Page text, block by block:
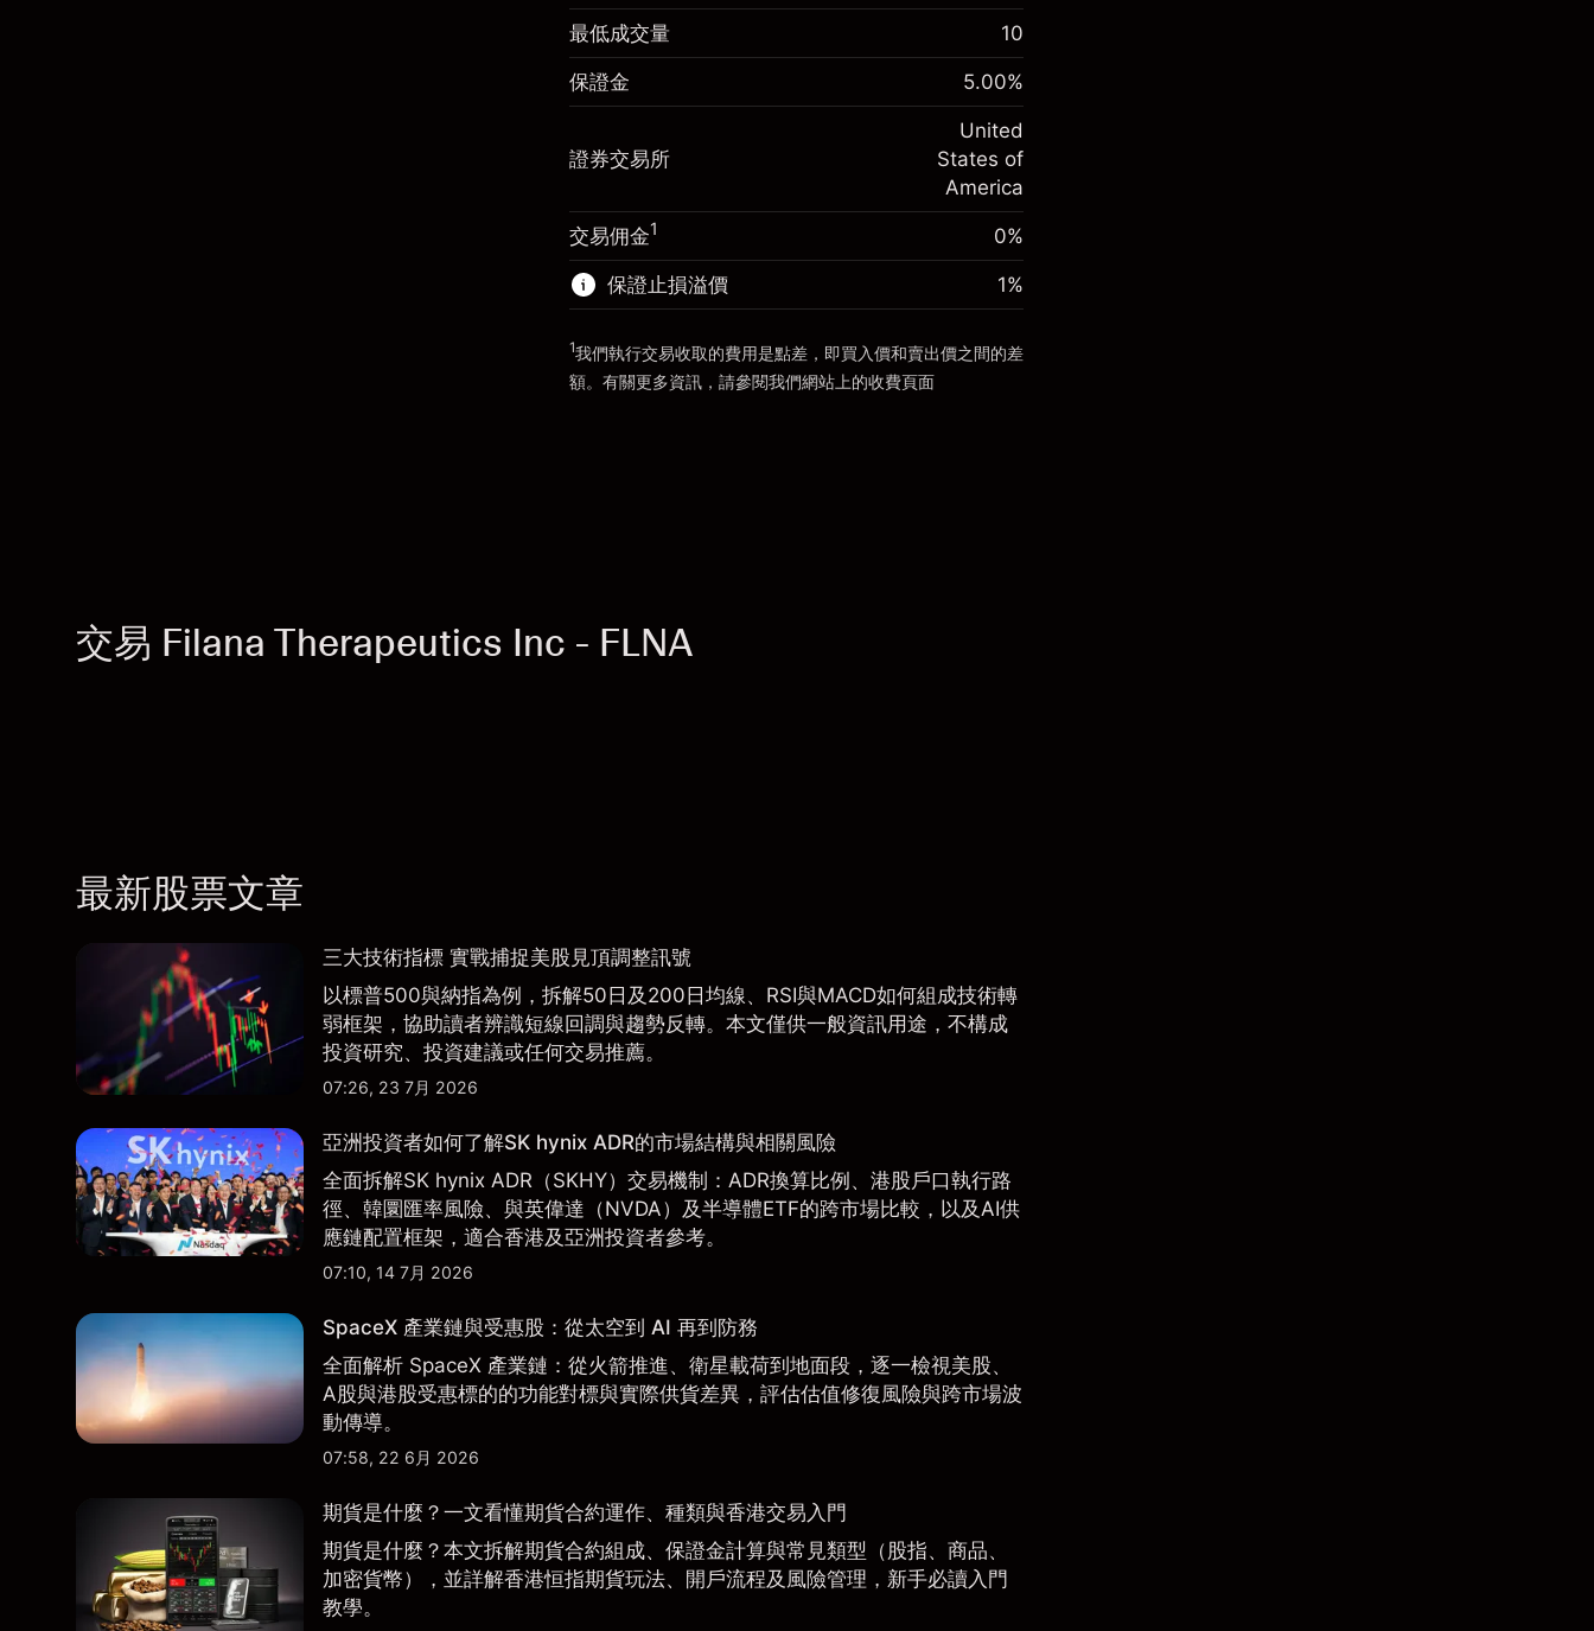
隔夜倉息
來自頭寸全值的費用
-0.02154
(-$4.31)
來自杠杆的資金 - 美元（大約值）
$19,000.00
前往平台
保證金。您的投資 $1,000.00
來自頭寸全值的費用
-0.000682
(-$0.14)
使用杠杆的交易規模（大約值）
$20,000.00
$19,000.00
前往平台
最低成交量 10
保證金 5.00%
證券交易所
United
States of
America
交易佣金1 0%
保證止損溢價
「服務費用」
1%
1我們執行交易收取的費用是點差，即買入價和賣出價之間的差
額。有關更多資訊，請參閱我們網站上的收費頁面
交易 Filana Therapeutics Inc - FLNA
最新股票文章
三大技術指標 實戰捕捉美股見頂調整訊號
以標普500與納指為例，拆解50日及200日均線、RSI與MACD如何組成技術轉
弱框架，協助讀者辨識短線回調與趨勢反轉。本文僅供一般資訊用途，不構成
投資研究、投資建議或任何交易推薦。
07:26, 23 7月 2026
亞洲投資者如何了解SK hynix ADR的市場結構與相關風險
全面拆解SK hynix ADR（SKHY）交易機制：ADR換算比例、港股戶口執行路
徑、韓圜匯率風險、與英偉達（NVDA）及半導體ETF的跨市場比較，以及AI供
應鏈配置框架，適合香港及亞洲投資者參考。
07:10, 14 7月 2026
SpaceX 產業鏈與受惠股：從太空到 AI 再到防務
全面解析 SpaceX 產業鏈：從火箭推進、衛星載荷到地面段，逐一檢視美股、
A股與港股受惠標的的功能對標與實際供貨差異，評估估值修復風險與跨市場波
動傳導。
07:58, 22 6月 2026
期貨是什麼？一文看懂期貨合約運作、種類與香港交易入門
期貨是什麼？本文拆解期貨合約組成、保證金計算與常見類型（股指、商品、
加密貨幣），並詳解香港恒指期貨玩法、開戶流程及風險管理，新手必讀入門
教學。